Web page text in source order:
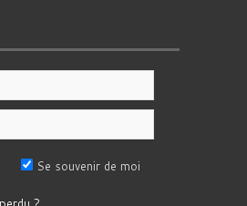
Se souvenir de moi